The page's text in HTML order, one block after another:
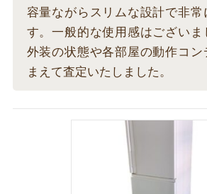
容量ながらスリムな設計で非常
す。一般的な使用感はございま
外装の状態や各部屋の動作コン
まえて査定いたしました。